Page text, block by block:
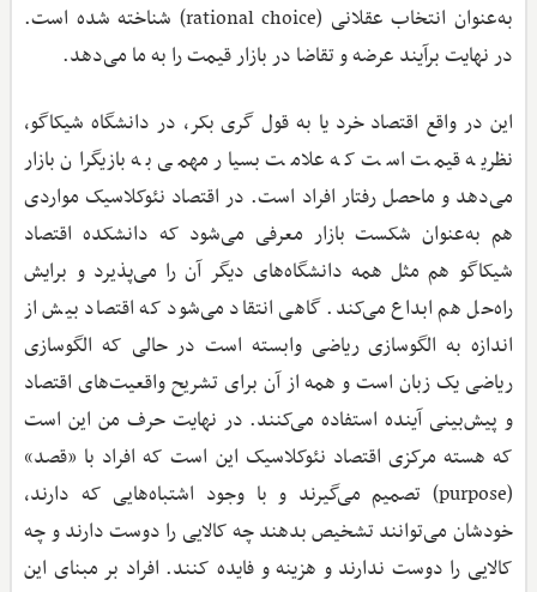
به‌عنوان انتخاب عقلانی (rational choice) شناخته شده است.
در نهایت برآیند عرضه و تقاضا در بازار قیمت را به ما می‌دهد.
این در واقع اقتصاد خرد یا به قول گری بکر، در دانشگاه شیکاگو،
نظریه قیمت است که علامت بسیار مهمی به بازیگران بازار
می‌دهد و ماحصل رفتار افراد است. در اقتصاد نئوکلاسیک مواردی
هم به‌عنوان شکست بازار معرفی می‌شود که دانشکده اقتصاد
شیکاگو هم مثل همه دانشگاه‌های دیگر آن را می‌پذیرد و برایش
راه‌حل هم ابداع می‌کند. گاهی انتقاد می‌شود که اقتصاد بیش از
اندازه به الگو‌سازی ریاضی وابسته است در حالی که الگو‌سازی
ریاضی یک زبان است و همه از آن برای تشریح واقعیت‌های اقتصاد
و پیش‌بینی آینده استفاده می‌کنند. در نهایت حرف من این است
که هسته مرکزی اقتصاد نئوکلاسیک این است که افراد با «قصد»
(purpose) تصمیم می‌گیرند و با وجود اشتباه‌هایی که دارند،
خودشان می‌توانند تشخیص بدهند چه کالایی را دوست دارند و چه
کالایی را دوست ندارند و هزینه و فایده کنند. افراد بر مبنای این